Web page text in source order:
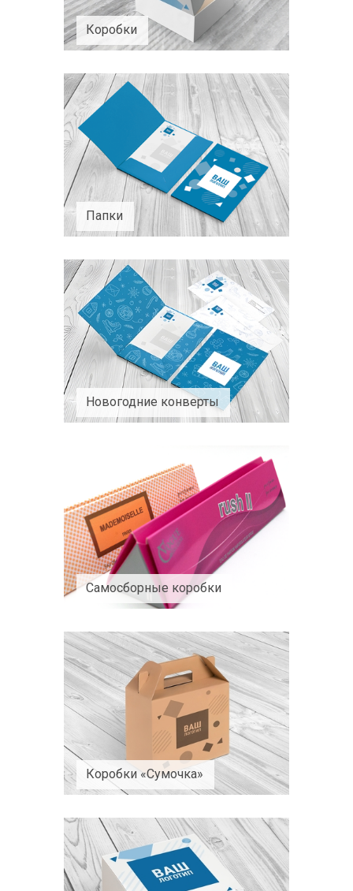
Коробки
Папки
Новогодние конверты
Самосборные коробки
Коробки «Сумочка»